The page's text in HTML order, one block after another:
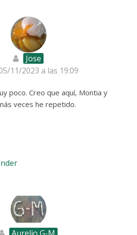
Jose
11/2023 a las 19:09
poco. Creo que aquí, Montia y
veces he repetido.